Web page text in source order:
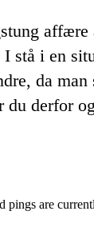
i en
da
derfor
pings are